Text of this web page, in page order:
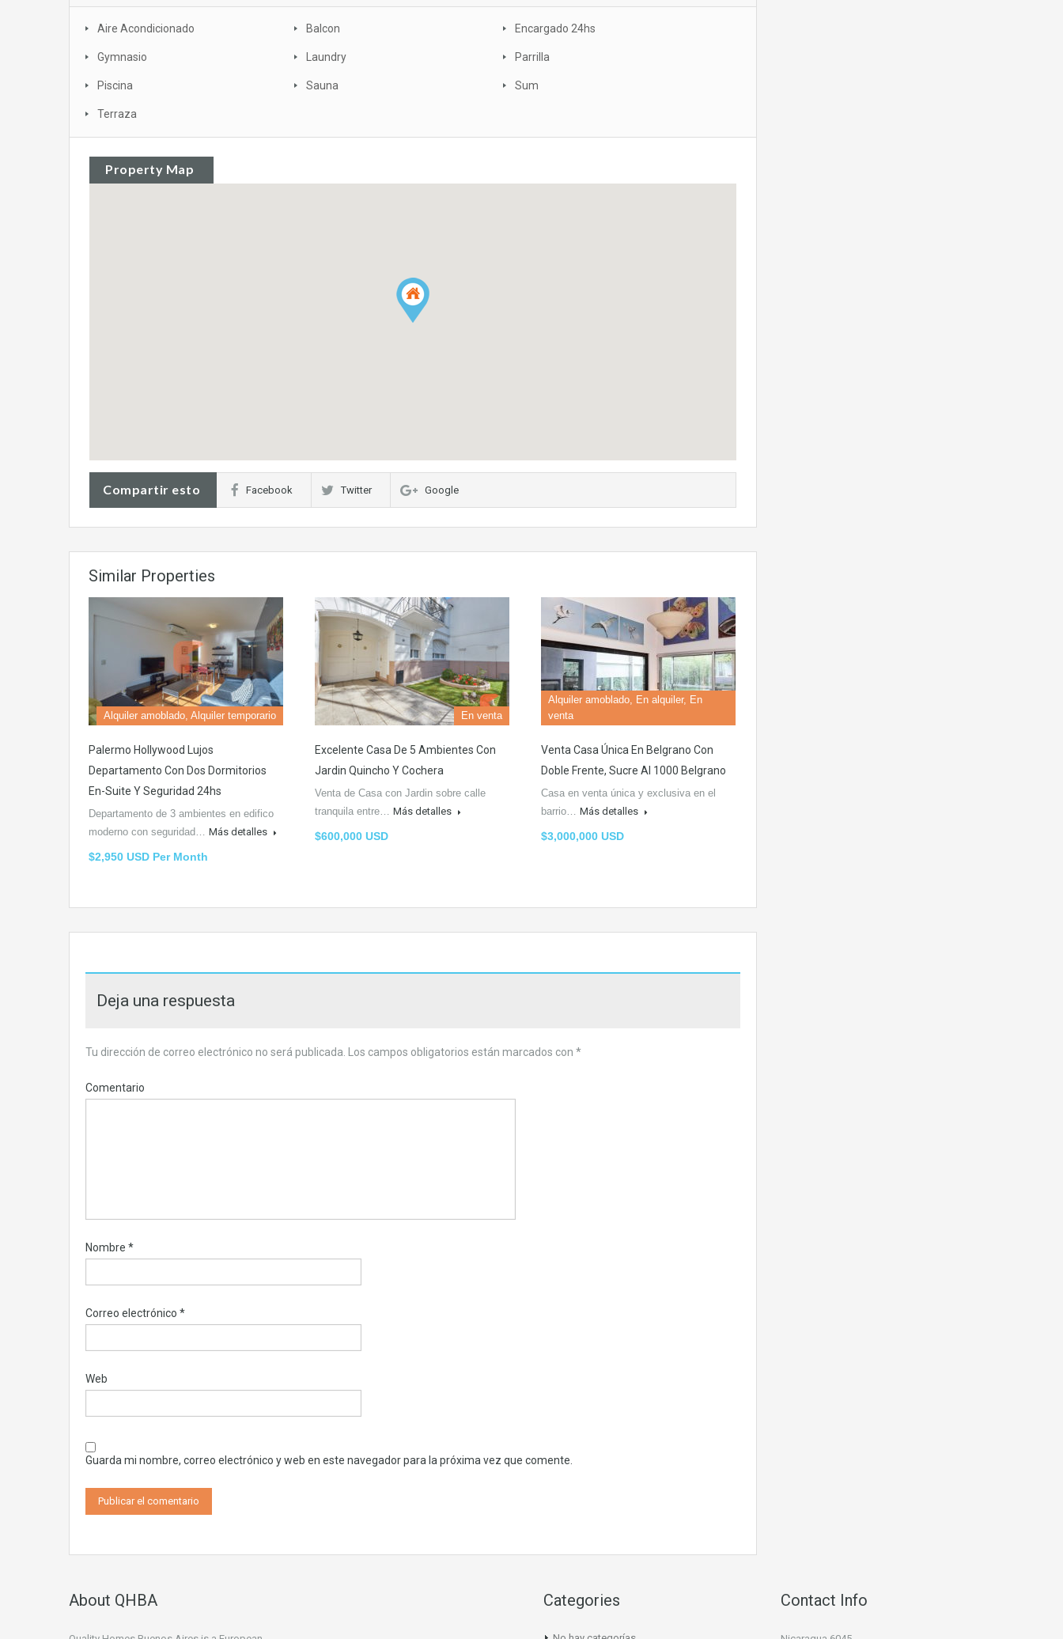
Aire Acondicionado Balcon Encargado 24hs
Gymnasio Laundry Parrilla
Piscina Sauna Sum
Terraza
Property Map
Compartir esto Facebook Twitter Google
Similar Properties
Alquiler amoblado, Alquiler temporario
Palermo Hollywood Lujos
Departamento Con Dos Dormitorios
En-Suite Y Seguridad 24hs
Departamento de 3 ambientes en edifico
moderno con seguridad… Más detalles
$2,950 USD Per Month
En venta
Excelente Casa De 5 Ambientes Con
Jardin Quincho Y Cochera
Venta de Casa con Jardin sobre calle
tranquila entre… Más detalles
$600,000 USD
Alquiler amoblado, En alquiler, En
venta
Venta Casa Única En Belgrano Con
Doble Frente, Sucre Al 1000 Belgrano
Casa en venta única y exclusiva en el
barrio… Más detalles
$3,000,000 USD
Deja una respuesta
Tu dirección de correo electrónico no será publicada. Los campos obligatorios están marcados con *
Comentario
Nombre *
Correo electrónico *
Web
Guarda mi nombre, correo electrónico y web en este navegador para la próxima vez que comente.
About QHBA Categories Contact Info